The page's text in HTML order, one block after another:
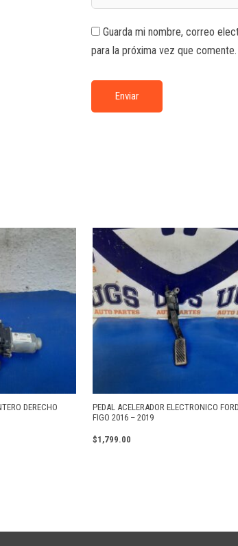
Guarda mi nombre, correo
para la próxima vez que comente.
DERECHO
PEDAL ACELERADOR ELECTRONICO FORD
FIGO 2016 – 2019
$1,799.00